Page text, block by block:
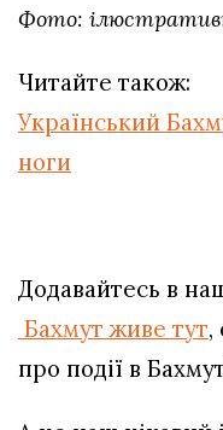
Фото:
Читайте також:
Український
ноги
Додавайтесь в
Бахмут живе тут,
про події в